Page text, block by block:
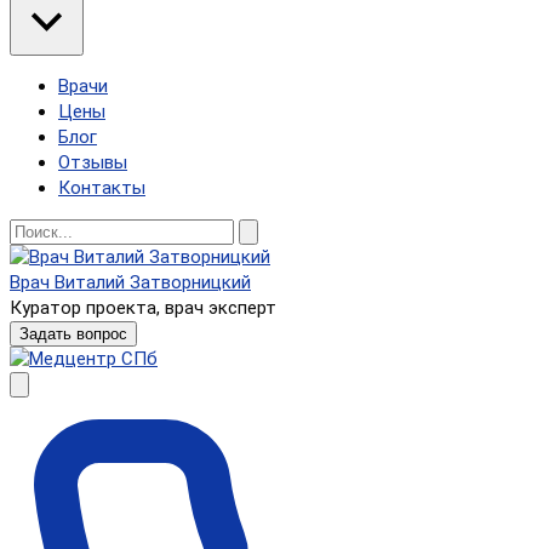
Врачи
Цены
Блог
Отзывы
Контакты
Врач Виталий Затворницкий
Куратор проекта, врач эксперт
Задать вопрос